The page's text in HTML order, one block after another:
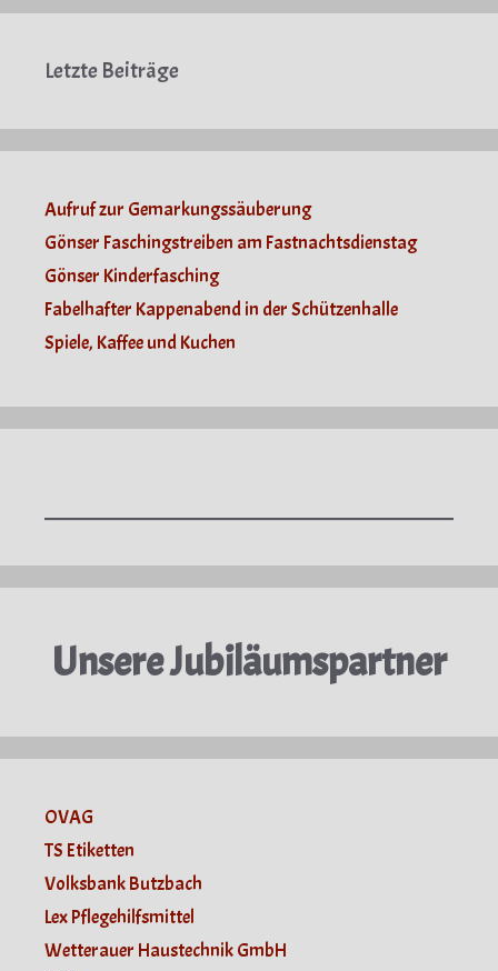
Letzte Beiträge
Aufruf zur Gemarkungssäuberung
Gönser Faschingstreiben am Fastnachtsdienstag
Gönser Kinderfasching
Fabelhafter Kappenabend in der Schützenhalle
Spiele, Kaffee und Kuchen
Unsere Jubiläumspartner
OVAG
TS Etiketten
Volksbank Butzbach
Lex Pflegehilfsmittel
Wetterauer Haustechnik GmbH